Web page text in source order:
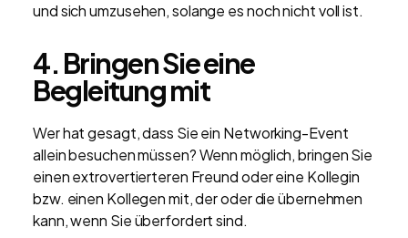
und sich umzusehen, solange es noch nicht voll ist.
4. Bringen Sie eine
Begleitung mit
Wer hat gesagt, dass Sie ein Networking-Event
allein besuchen müssen? Wenn möglich, bringen Sie
einen extrovertierteren Freund oder eine Kollegin
bzw. einen Kollegen mit, der oder die übernehmen
kann, wenn Sie überfordert sind.